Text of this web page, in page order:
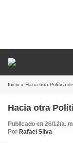
Inicio » Hacia otra Política
Hacia otra
Publicado en 26/12/a.
Por Rafael Silva